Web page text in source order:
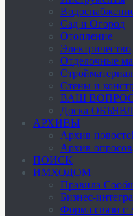
Сад и Огород
Отопление
Электричество
Отделочные
Стены и
ВАШ ВОПРОС
Доска
АРХИВЫ
Архив
Архив опросов
ПОИСК
ИМХОДОМ
Правила
Бизнес-
Форма связи